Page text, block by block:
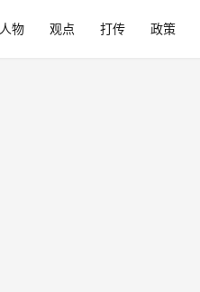
人物 观点 打传 政策